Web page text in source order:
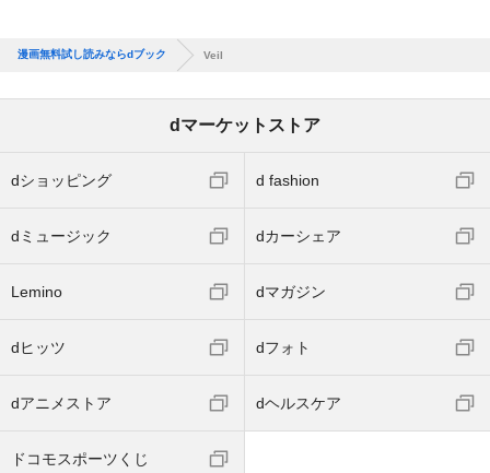
漫画無料試し読みならdブック Veil
dマーケットストア
dショッピング d fashion
dミュージック dカーシェア
Lemino dマガジン
dヒッツ dフォト
dアニメストア dヘルスケア
ドコモスポーツくじ